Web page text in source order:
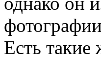
Есть такие